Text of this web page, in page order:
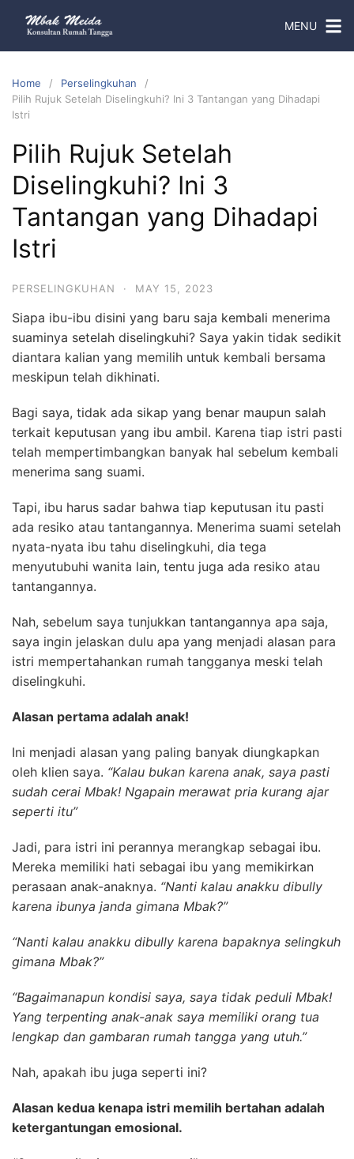
MENU
Home
Perselingkuhan
Pilih Rujuk Setelah Diselingkuhi? Ini 3 Tantangan yang Dihadapi
Istri
Pilih Rujuk Setelah
Diselingkuhi? Ini 3
Tantangan yang Dihadapi
Istri
PERSELINGKUHAN · MAY 15, 2023
Siapa ibu-ibu disini yang baru saja kembali menerima
suaminya setelah diselingkuhi? Saya yakin tidak sedikit
diantara kalian yang memilih untuk kembali bersama
meskipun telah dikhinati.
Bagi saya, tidak ada sikap yang benar maupun salah
terkait keputusan yang ibu ambil. Karena tiap istri pasti
telah mempertimbangkan banyak hal sebelum kembali
menerima sang suami.
Tapi, ibu harus sadar bahwa tiap keputusan itu pasti
ada resiko atau tantangannya. Menerima suami setelah
nyata-nyata ibu tahu diselingkuhi, dia tega
menyutubuhi wanita lain, tentu juga ada resiko atau
tantangannya.
Nah, sebelum saya tunjukkan tantangannya apa saja,
saya ingin jelaskan dulu apa yang menjadi alasan para
istri mempertahankan rumah tangganya meski telah
diselingkuhi.
Alasan pertama adalah anak!
Ini menjadi alasan yang paling banyak diungkapkan
oleh klien saya. “Kalau bukan karena anak, saya pasti
sudah cerai Mbak! Ngapain merawat pria kurang ajar
seperti itu”
Jadi, para istri ini perannya merangkap sebagai ibu.
Mereka memiliki hati sebagai ibu yang memikirkan
perasaan anak-anaknya. “Nanti kalau anakku dibully
karena ibunya janda gimana Mbak?”
“Nanti kalau anakku dibully karena bapaknya selingkuh
gimana Mbak?”
“Bagaimanapun kondisi saya, saya tidak peduli Mbak!
Yang terpenting anak-anak saya memiliki orang tua
lengkap dan gambaran rumah tangga yang utuh.”
Nah, apakah ibu juga seperti ini?
Alasan kedua kenapa istri memilih bertahan adalah
ketergantungan emosional.